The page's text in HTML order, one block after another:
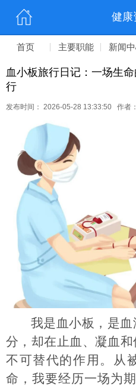
健康
首页 主要职能 新闻
血小板旅行日记：一场生
行
发布时间： 2026-05-28 13:33:50 作者
我是血小板，是
分，却在止血、凝血
不可替代的作用。从
命，我要经历一场为